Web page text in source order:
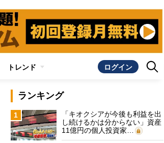
トレンド ログイン
ランキング
1
「キオクシアが今後も利益を出
し続けるかは分からない」資産
11億円の個人投資家…